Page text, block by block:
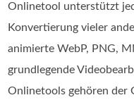
Onlinetool unterstützt
Konvertierung vieler
animierte WebP, PNG,
grundlegende
Onlinetools gehören der